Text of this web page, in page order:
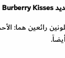
Burberry Kisses